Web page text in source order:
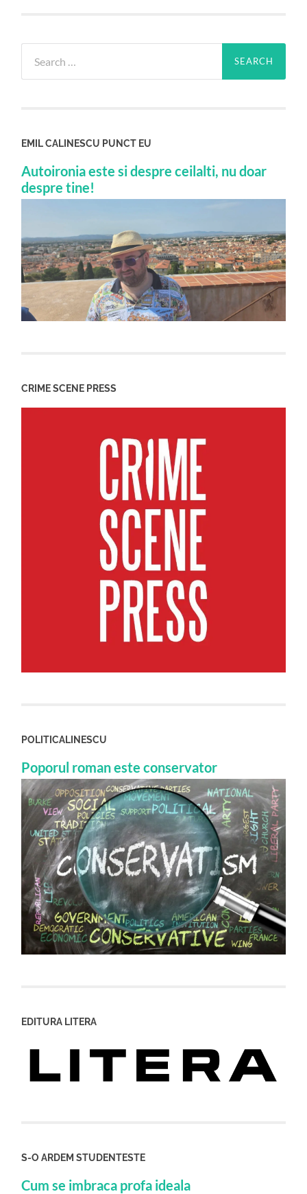
for:
EMIL CALINESCU PUNCT EU
Autoironia este si despre ceilalti, nu doar
despre tine!
CRIME SCENE PRESS
POLITICALINESCU
Poporul roman este conservator
EDITURA LITERA
S-O ARDEM STUDENTESTE
Cum se imbraca profa ideala